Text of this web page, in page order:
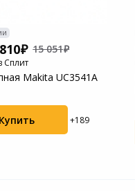
15 051
Сплит
Makita UC3541A
Купить +189